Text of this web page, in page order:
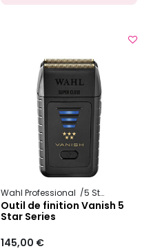
Wahl Professional 5 Star Series
Outil de finition Vanish 5
Star Series
145,00 €